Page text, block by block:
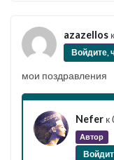
azazellos к
Войдите,
мои поздравления
Nefer к
Автор